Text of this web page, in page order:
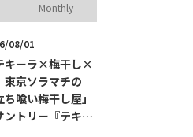
Monthly
08/01
キーラ×梅干し×
東京ソラマチの
ち喰い梅干し屋」
ントリー『テキー